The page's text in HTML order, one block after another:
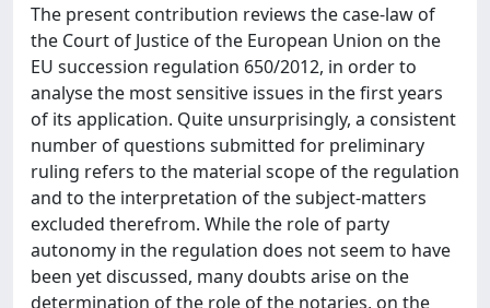
The present contribution reviews the case-law of
the Court of Justice of the European Union on the
EU succession regulation 650/2012, in order to
analyse the most sensitive issues in the first years
of its application. Quite unsurprisingly, a consistent
number of questions submitted for preliminary
ruling refers to the material scope of the regulation
and to the interpretation of the subject-matters
excluded therefrom. While the role of party
autonomy in the regulation does not seem to have
been yet discussed, many doubts arise on the
determination of the role of the notaries, on the